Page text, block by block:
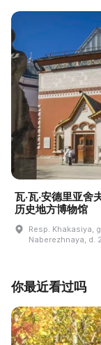
瓦·瓦·安德里亚舍
历史地方博物馆
Resp. Khakasiya,
Naberezhnaya, d.
你最近看过吗